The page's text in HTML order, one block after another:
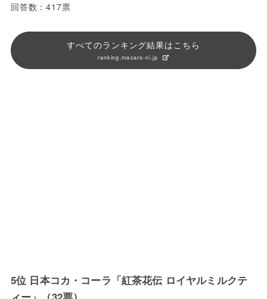
回答数：417票
すべてのランキング結果はこちら
ranking.macaro-ni.jp
5位 日本コカ・コーラ「紅茶花伝 ロイヤルミルクテ